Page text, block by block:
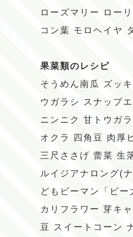
ローズマリー
ロー
コン葉 モロヘイヤ
果菜類のレシピ
そうめん南瓜 ズッ
ウガラシ スナップ
ニンニク 甘トウガ
オクラ
四角豆 肉厚
三尺ささげ 蕾菜 生
ルイジアナロング(
どもピーマン「ピー
カリフラワー 芽キ
豆 スイートコーン